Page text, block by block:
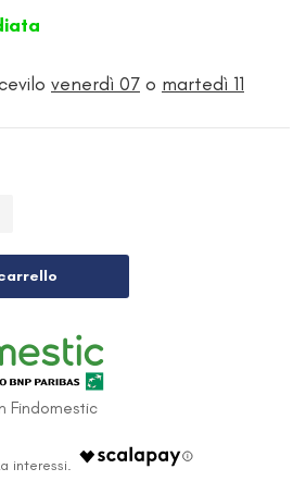
venerdì 07 o martedì 11
Findomestic